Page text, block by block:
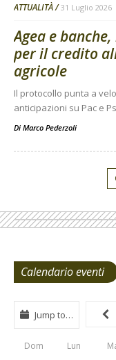
ATTUALITÀ 31 Luglio 2026
Agea e
per il credito
agricole
Il protocollo punta a
anticipazioni su Pac e
Di Marco Pederzoli
Calendario eventi
View
Type
Tabs
Jump to…
Dom Lun